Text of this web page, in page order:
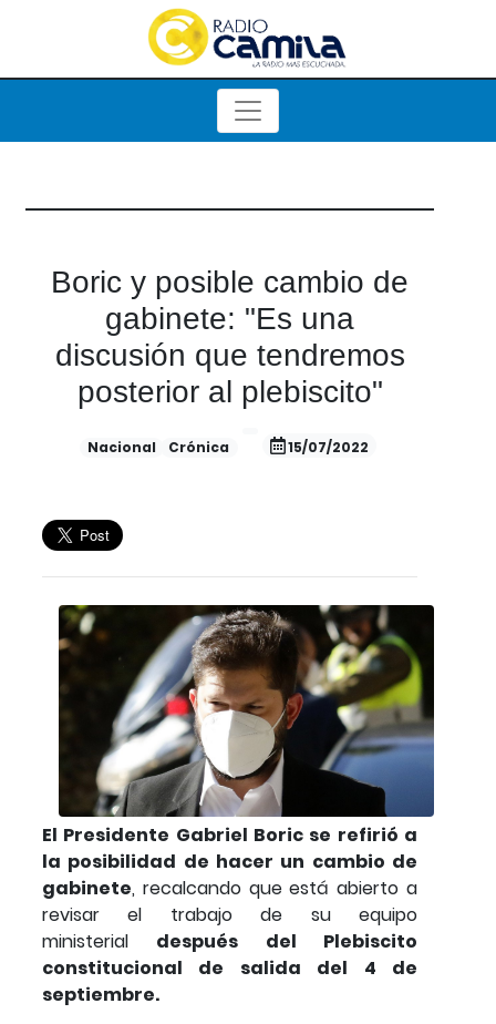
Boric y posible cambio de
gabinete: "Es una
discusión que tendremos
posterior al plebiscito"
Nacional Crónica 15/07/2022
El Presidente Gabriel Boric se refirió a
la posibilidad de hacer un cambio de
gabinete, recalcando que está abierto a
revisar el trabajo de su equipo
ministerial después del Plebiscito
constitucional de salida del 4 de
septiembre.